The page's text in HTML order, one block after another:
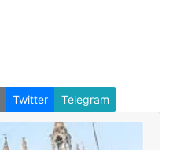
Twitter Telegram